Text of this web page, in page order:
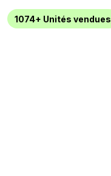
1074+ Unités vendues